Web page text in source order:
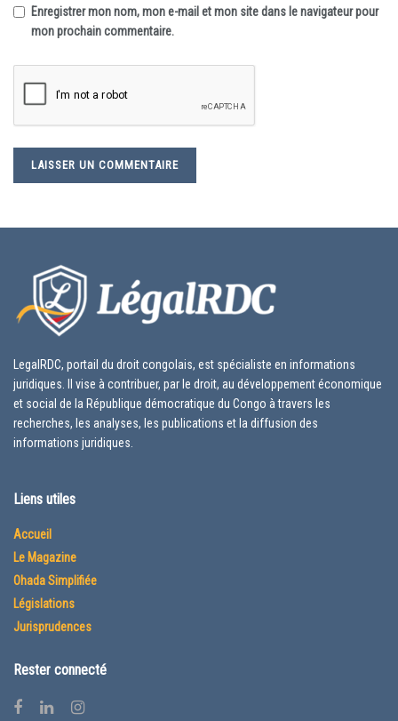
Enregistrer mon nom, mon e-mail et mon site dans le navigateur pour
mon prochain commentaire.
LegalRDC, portail du droit congolais, est spécialiste en informations
juridiques. Il vise à contribuer, par le droit, au développement économique
et social de la République démocratique du Congo à travers les
recherches, les analyses, les publications et la diffusion des
informations juridiques.
Liens utiles
Accueil
Le Magazine
Ohada Simplifiée
Législations
Jurisprudences
Rester connecté